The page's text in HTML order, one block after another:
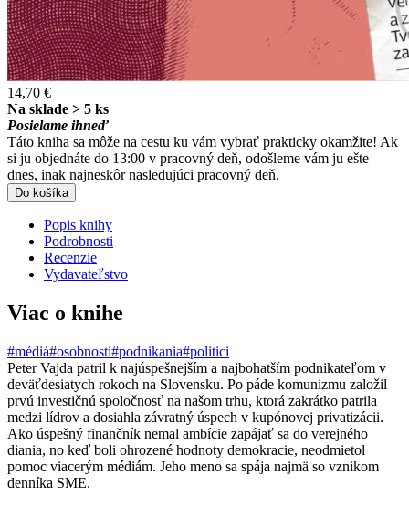
14,70 €
Na sklade > 5 ks
Posielame ihneď
Táto kniha sa môže na cestu ku vám vybrať prakticky okamžite! Ak
si ju objednáte do 13:00 v pracovný deň, odošleme vám ju ešte
dnes, inak najneskôr nasledujúci pracovný deň.
Do košíka
Popis knihy
Podrobnosti
Recenzie
Vydavateľstvo
Viac o knihe
#médiá#osobnosti#podnikania#politici
Peter Vajda patril k najúspešnejším a najbohatším podnikateľom v
deväťdesiatych rokoch na Slovensku. Po páde komunizmu založil
prvú investičnú spoločnosť na našom trhu, ktorá zakrátko patrila
medzi lídrov a dosiahla závratný úspech v kupónovej privatizácii.
Ako úspešný finančník nemal ambície zapájať sa do verejného
diania, no keď boli ohrozené hodnoty demokracie, neodmietol
pomoc viacerým médiám. Jeho meno sa spája najmä so vznikom
denníka SME.